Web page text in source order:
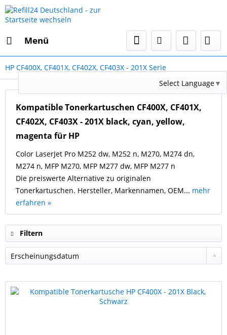
Menü
Select Language▼
HP CF400X, CF401X, CF402X, CF403X - 201X Serie
Kompatible Tonerkartuschen CF400X, CF401X,
CF402X, CF403X - 201X black, cyan, yellow,
magenta für HP
Color LaserJet Pro M252 dw, M252 n, M270, M274 dn,
M274 n, MFP M270, MFP M277 dw, MFP M277 n
Die preiswerte Alternative zu originalen
Tonerkartuschen. Hersteller, Markennamen, OEM... mehr
erfahren »
Filtern